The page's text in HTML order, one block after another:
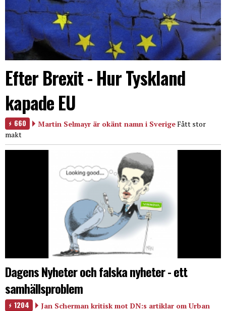
Efter Brexit - Hur Tyskland
kapade EU
660 Martin Selmayr är okänt namn i SverigeFått stor
makt
Dagens Nyheter och falska nyheter - ett
samhällsproblem
1204
Jan Scherman kritisk mot DN:s artiklar om Urban